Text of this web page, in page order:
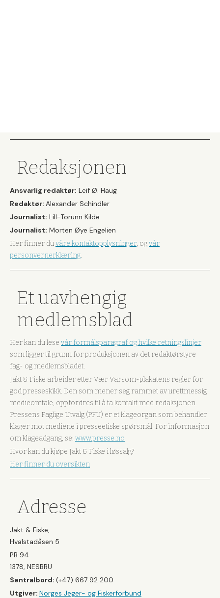
Redaksjonen
Ansvarlig redaktør: Leif Ø. Haug
Redaktør: Alexander Schindler
Journalist: Lill-Torunn Kilde
Journalist: Morten Øye Engelien
Her finner duvåre kontaktopplysninger, ogvår
personvernerklæring.
Et uavhengig
medlemsblad
Her kan du lese vår formålsparagraf og hvilke retningslinjer
som ligger til grunn for produksjonen av det redaktørstyre
fag- og medlemsbladet.
Jakt & Fiske arbeider etter Vær Varsom-plakatens regler for
god presseskikk. Den som mener seg rammet av urettmessig
medieomtale, oppfordres til å ta kontakt med redaksjonen.
Pressens Faglige Utvalg (PFU) er et klageorgan som behandler
klager mot mediene i presseetiske spørsmål. For informasjon
om klageadgang, se: www.presse.no
Hvor kan du kjøpe Jakt & Fiske i løssalg?
Her finner du oversikten
Adresse
Jakt & Fiske,
Hvalstadåsen 5
PB 94
1378, NESBRU
Sentralbord: (+47) 667 92 200
Utgiver: Norges Jeger- og Fiskerforbund